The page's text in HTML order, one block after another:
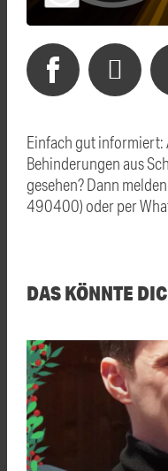
Einfach gut informiert:
Behinderungen aus
gesehen? Dann
490400) oder per
DAS KÖNNTE